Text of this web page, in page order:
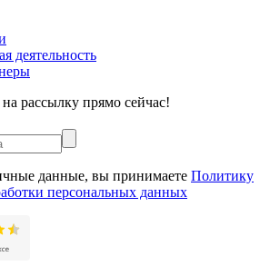
деятельность
рассылку прямо сейчас!
данные, вы принимаете Политику
персональных данных